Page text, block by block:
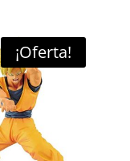
$24990.$12990.
¡Oferta!